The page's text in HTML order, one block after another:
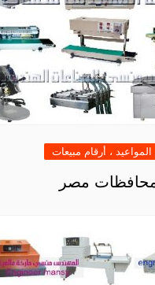
المواعيد ، أرقام مبيعات
مصر